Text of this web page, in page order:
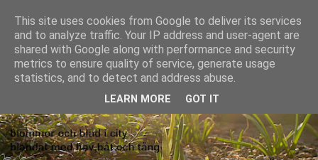
This site uses cookies from Google to deliver its services
and to analyze traffic. Your IP address and user-agent are
shared with Google along with performance and security
metrics to ensure quality of service, generate usage
statistics, and to detect and address abuse.
LEARN MORE GOT IT